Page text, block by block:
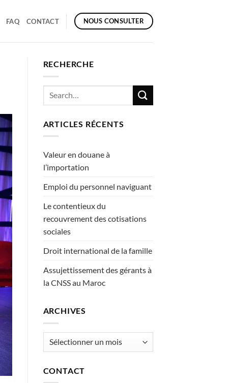
FAQ CONTACT NOUS CONSULTER
RECHERCHE
ARTICLES RÉCENTS
Valeur en douane à
l’importation
Emploi du personnel naviguant
Le contentieux du
recouvrement des cotisations
sociales
Droit international de la famille
Assujettissement des gérants à
la CNSS au Maroc
ARCHIVES
Archives
CONTACT